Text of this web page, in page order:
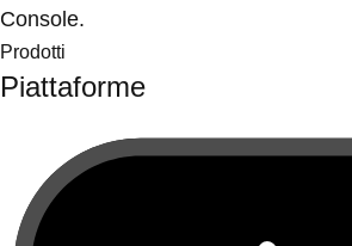
Console.
Prodotti
Piattaforme